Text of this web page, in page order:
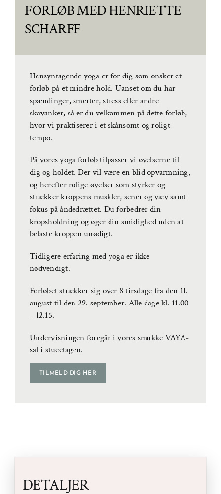
FORLØB MED HENRIETTE
SCHARFF
Hensyntagende yoga er for dig som ønsker et
forløb på et mindre hold. Uanset om du har
spændinger, smerter, stress eller andre
skavanker, så er du velkommen på dette forløb,
hvor vi praktiserer i et skånsomt og roligt
tempo.
På vores yoga forløb tilpasser vi øvelserne til
dig og holdet. Der vil være en blid opvarmning,
og herefter rolige øvelser som styrker og
strækker kroppens muskler, sener og væv samt
fokus på åndedrættet. Du forbedrer din
kropsholdning og øger din smidighed uden at
belaste kroppen unødigt.
Tidligere erfaring med yoga er ikke
nødvendigt.
Forløbet strækker sig over 8 tirsdage fra den 11.
august til den 29. september. Alle dage kl. 11.00
– 12.15.
Undervisningen foregår i vores smukke VAYA-
sal i stueetagen.
TILMELD DIG HER
DETALJER